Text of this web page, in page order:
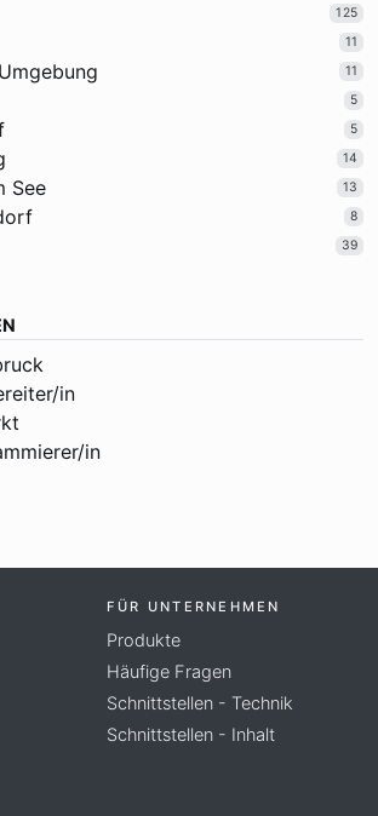
125
11
11
5
5
14
See 13
8
39
in
in
FÜR UNTERNEHMEN
Produkte
Häufige Fragen
Schnittstellen - Technik
Schnittstellen - Inhalt